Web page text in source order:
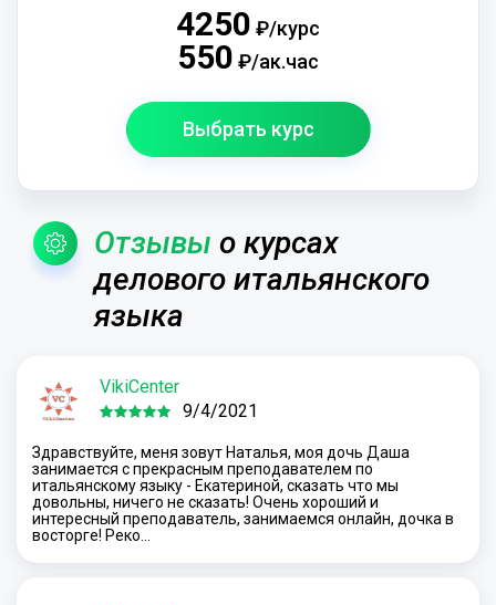
4250 ₽/курс
550 ₽/ак.час
Выбрать курс
Отзывы о курсах
делового итальянского
языка
VikiCenter
9/4/2021
Здравствуйте, меня зовут Наталья, моя дочь Даша
занимается с прекрасным преподавателем по
итальянскому языку - Екатериной, сказать что мы
довольны, ничего не сказать! Очень хороший и
интересный преподаватель, занимаемся онлайн, дочка в
восторге! Реко…